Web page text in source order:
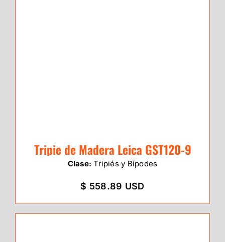
Tripie de Madera Leica GST120-9
Clase: Tripiés y Bípodes
$ 558.89 USD